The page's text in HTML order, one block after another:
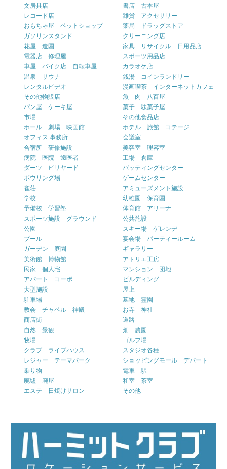
文房具店
書店 古本屋
レコード店
雑貨 アクセサリー
おもちゃ屋 ペットショップ
薬局 ドラッグストア
ガソリンスタンド
クリーニング店
花屋 造園
家具 リサイクル 日用品店
電器店 修理屋
スポーツ用品店
車屋 バイク店 自転車屋
カラオケ店
温泉 サウナ
銭湯 コインランドリー
レンタルビデオ
漫画喫茶 インターネットカフェ
その他物販店
魚 肉 八百屋
パン屋 ケーキ屋
菓子 駄菓子屋
市場
その他食品店
ホール 劇場 映画館
ホテル 旅館 コテージ
オフィス 事務所
会議室
合宿所 研修施設
美容室 理容室
病院 医院 歯医者
工場 倉庫
ダーツ ビリヤード
バッティングセンター
ボウリング場
ゲームセンター
雀荘
アミューズメント施設
学校
幼稚園 保育園
予備校 学習塾
体育館 アリーナ
スポーツ施設 グラウンド
公共施設
公園
スキー場 ゲレンデ
プール
宴会場 パーティールーム
ガーデン 庭園
ギャラリー
美術館 博物館
アトリエ工房
民家 個人宅
マンション 団地
アパート コーポ
ビルディング
大型施設
屋上
駐車場
墓地 霊園
教会 チャペル 神殿
お寺 神社
商店街
道路
自然 景観
畑 農園
牧場
ゴルフ場
クラブ ライブハウス
スタジオ各種
レジャー テーマパーク
ショッピングモール デパート
乗り物
電車 駅
廃墟 廃屋
和室 茶室
エステ 日焼けサロン
その他